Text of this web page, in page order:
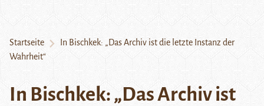
Startseite
In Bischkek: „Das Archiv ist die letzte Instanz der
Wahrheit“
In Bischkek: „Das Archiv ist